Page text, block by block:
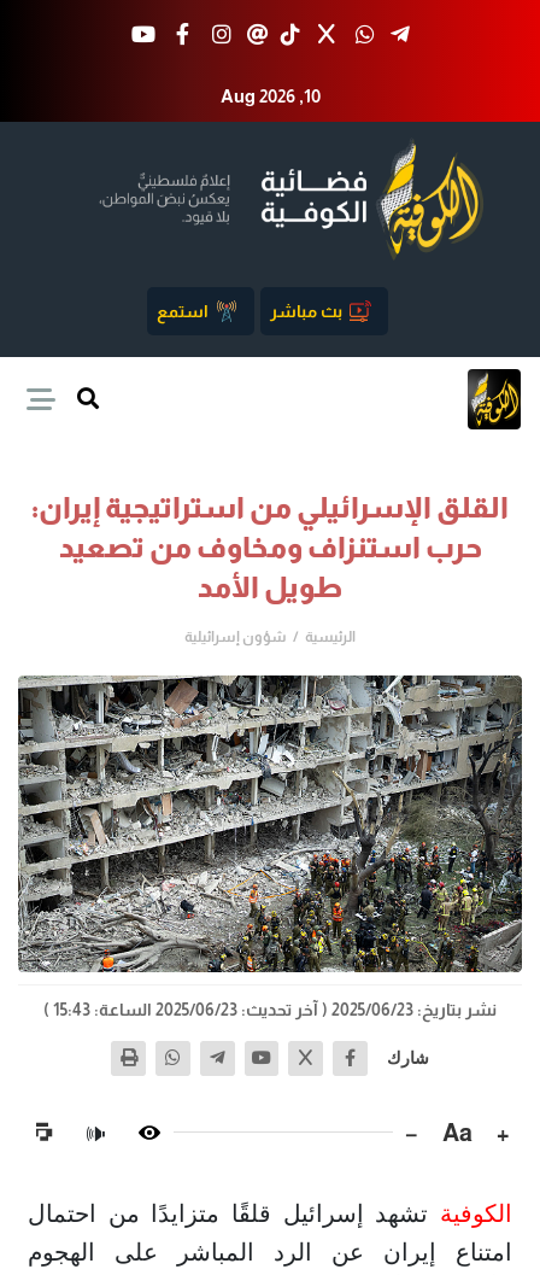
Aug 2026 ,10
بث مباشر استمع
القلق الإسرائيلي من استراتيجية إيران:
حرب استنزاف ومخاوف من تصعيد
طويل الأمد
الرئيسية شؤون إسرائيلية
نشر بتاريخ: 2025/06/23 ( آخر تحديث: 2025/06/23 الساعة: 15:43 )
شارك
+
Aa
−
🔊
الكوفية تشهد إسرائيل قلقًا متزايدًا من احتمال
امتناع إيران عن الرد المباشر على الهجوم